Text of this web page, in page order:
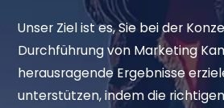
Unser Ziel ist es, Sie bei der
Durchführung von Marketing
herausragende Ergebnisse
unterstützen, indem die